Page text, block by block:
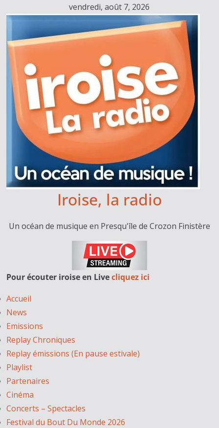
vendredi, août 7, 2026
Iroise, la radio
Un océan de musique en Presqu'île de Crozon Finistère
Pour écouter iroise en Livecliquez ici
Accueil
News
Emissions
Replay Chroniques
Replay émissions (En pause estivale)
Playlist
Partenaires
Cinéma
Concerts – Spectacles
Festival du Bout Du Monde 2026